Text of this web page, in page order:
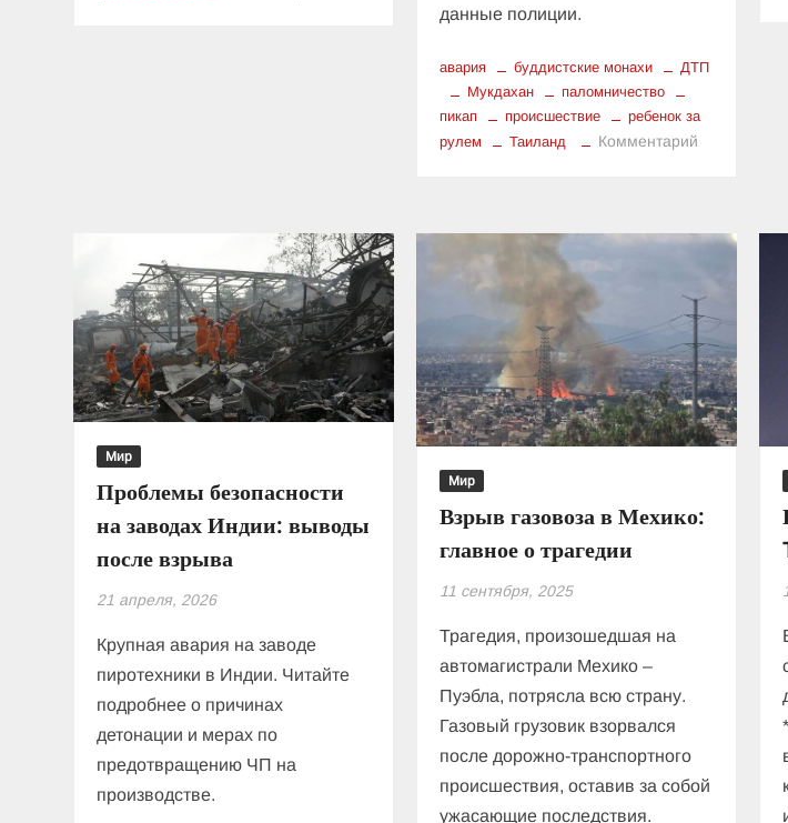
детей
отравились
конфетными
батончиками
данные полиции.
авария буддистские монахи
ДТП
Мукдахан
паломничество
пикап
происшествие
ребенок за
рулем
Таиланд Комментарий
трагедии
Таиланде:
пикап
под
управлением
11-
летнего
жизни
Мир
Проблемы безопасности
на заводах Индии: выводы
после взрыва
21 апреля, 2026
Крупная авария на заводе
пиротехники в Индии. Читайте
подробнее о причинах
детонации и мерах по
предотвращению ЧП на
производстве.
Мир
Взрыв газовоза в Мехико:
главное о трагедии
11 сентября, 2025
Трагедия, произошедшая на
автомагистрали Мехико –
Пуэбла, потрясла всю страну.
Газовый грузовик взорвался
после дорожно-транспортного
происшествия, оставив за собой
ужасающие последствия.